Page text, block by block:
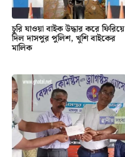
চুরি যাওয়া বাইক উদ্ধার করে ফিরিয়ে
দিল দাসপুর পুলিশ, খুশি বাইকের
মালিক